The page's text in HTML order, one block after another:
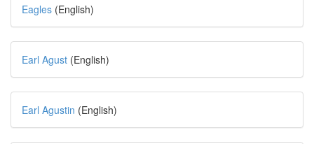
Eagles (English)
Earl Agust (English)
Earl Agustin (English)